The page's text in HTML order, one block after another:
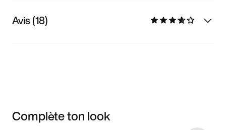
Avis (18)
Complète ton look